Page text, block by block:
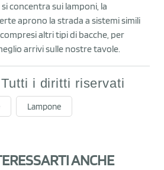
concentra sui lamponi, la
aprono la strada a sistemi simili
altri tipi di bacche, per
arrivi sulle nostre tavole.
i diritti riservati
Lampone
ANCHE